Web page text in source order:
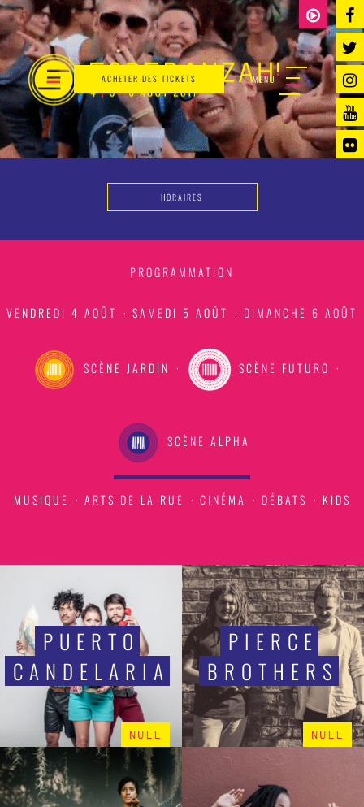
MENU
ACHETER DES TICKETS
HORAIRES
PROGRAMMATION
VENDREDI 4 AOÛT · SAMEDI 5 AOÛT · DIMANCHE 6 AOÛT
SCÈNE JARDIN · SCÈNE FUTURO ·
SCÈNE ALPHA
MUSIQUE · ARTS DE LA RUE · CINÉMA · DÉBATS · KIDS
NULL
PUERTO
CANDELARIA
NULL
PIERCE
BROTHERS